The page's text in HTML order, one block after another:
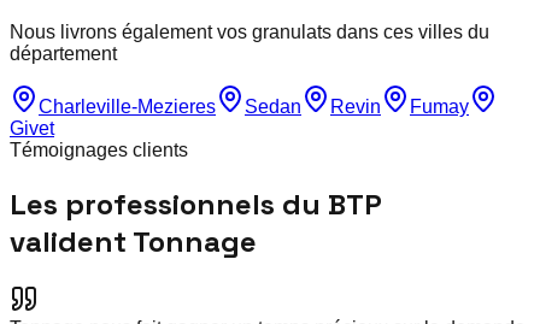
Nous livrons également vos granulats dans ces villes du
département
Charleville-Mezieres Sedan Revin
Fumay
Givet
Témoignages clients
Les professionnels du BTP
valident Tonnage